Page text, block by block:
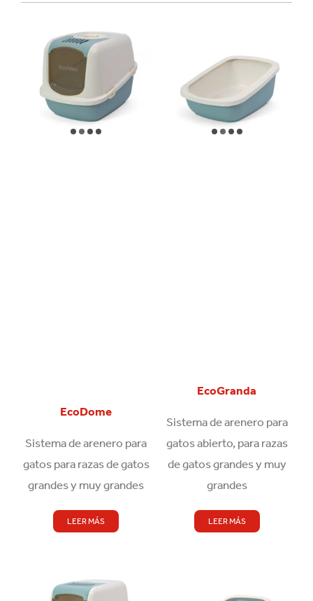
EcoDome
Sistema de arenero para
gatos para razas de gatos
grandes y muy grandes
LEER MÁS
EcoGranda
Sistema de arenero para
gatos abierto, para razas
de gatos grandes y muy
grandes
LEER MÁS